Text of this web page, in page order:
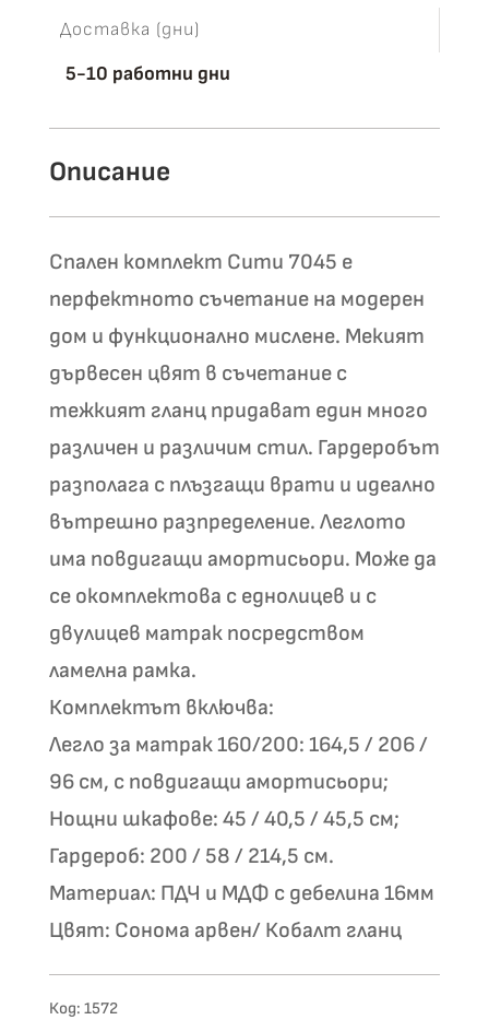
Доставка (дни)
5-10 работни дни
Описание
Спален комплект Сити 7045 е
перфектното съчетание на модерен
дом и функционално мислене. Мекият
дървесен цвят в съчетание с
тежкият гланц придават един много
различен и различим стил. Гардеробът
разполага с плъзгащи врати и идеално
вътрешно разпределение. Леглото
има повдигащи амортисьори. Може да
се окомплектова с еднолицев и с
двулицев матрак посредством
ламелна рамка.
Комплектът включва:
Легло за матрак 160/200: 164,5 / 206 /
96 см, с повдигащи амортисьори;
Нощни шкафове: 45 / 40,5 / 45,5 см;
Гардероб: 200 / 58 / 214,5 см.
Материал: ПДЧ и МДФ с дебелина 16мм
Цвят: Сонома арвен/ Кобалт гланц
Код: 1572